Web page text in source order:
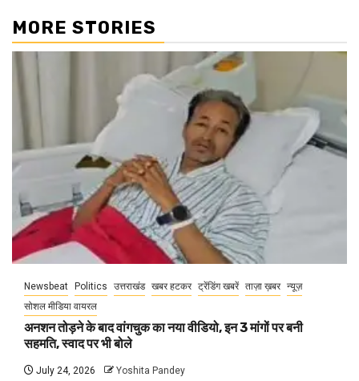
MORE STORIES
Newsbeat Politics उत्तराखंड खबर हटकर ट्रेंडिंग खबरें ताज़ा ख़बर न्यूज़
सोशल मीडिया वायरल
अनशन तोड़ने के बाद वांगचुक का नया वीडियो, इन 3 मांगों पर बनी
सहमति, स्वाद पर भी बोले
July 24, 2026 Yoshita Pandey